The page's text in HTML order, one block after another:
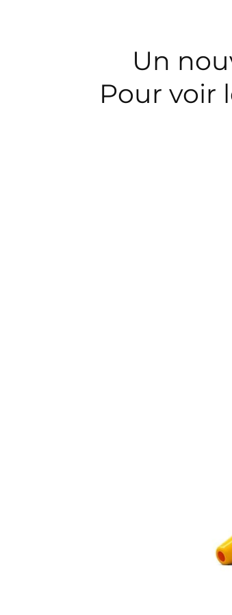
Un
Pour voir